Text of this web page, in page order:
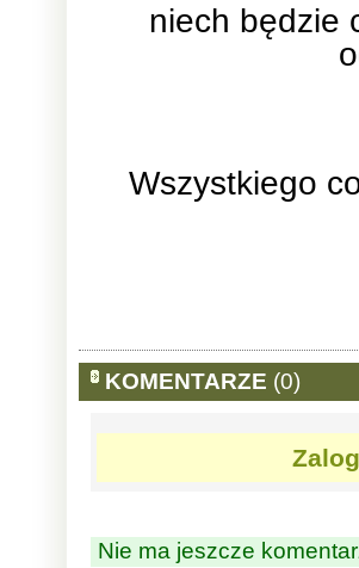
niech będzie
Wszystkiego
KOMENTARZE (0)
Nie ma jeszcze